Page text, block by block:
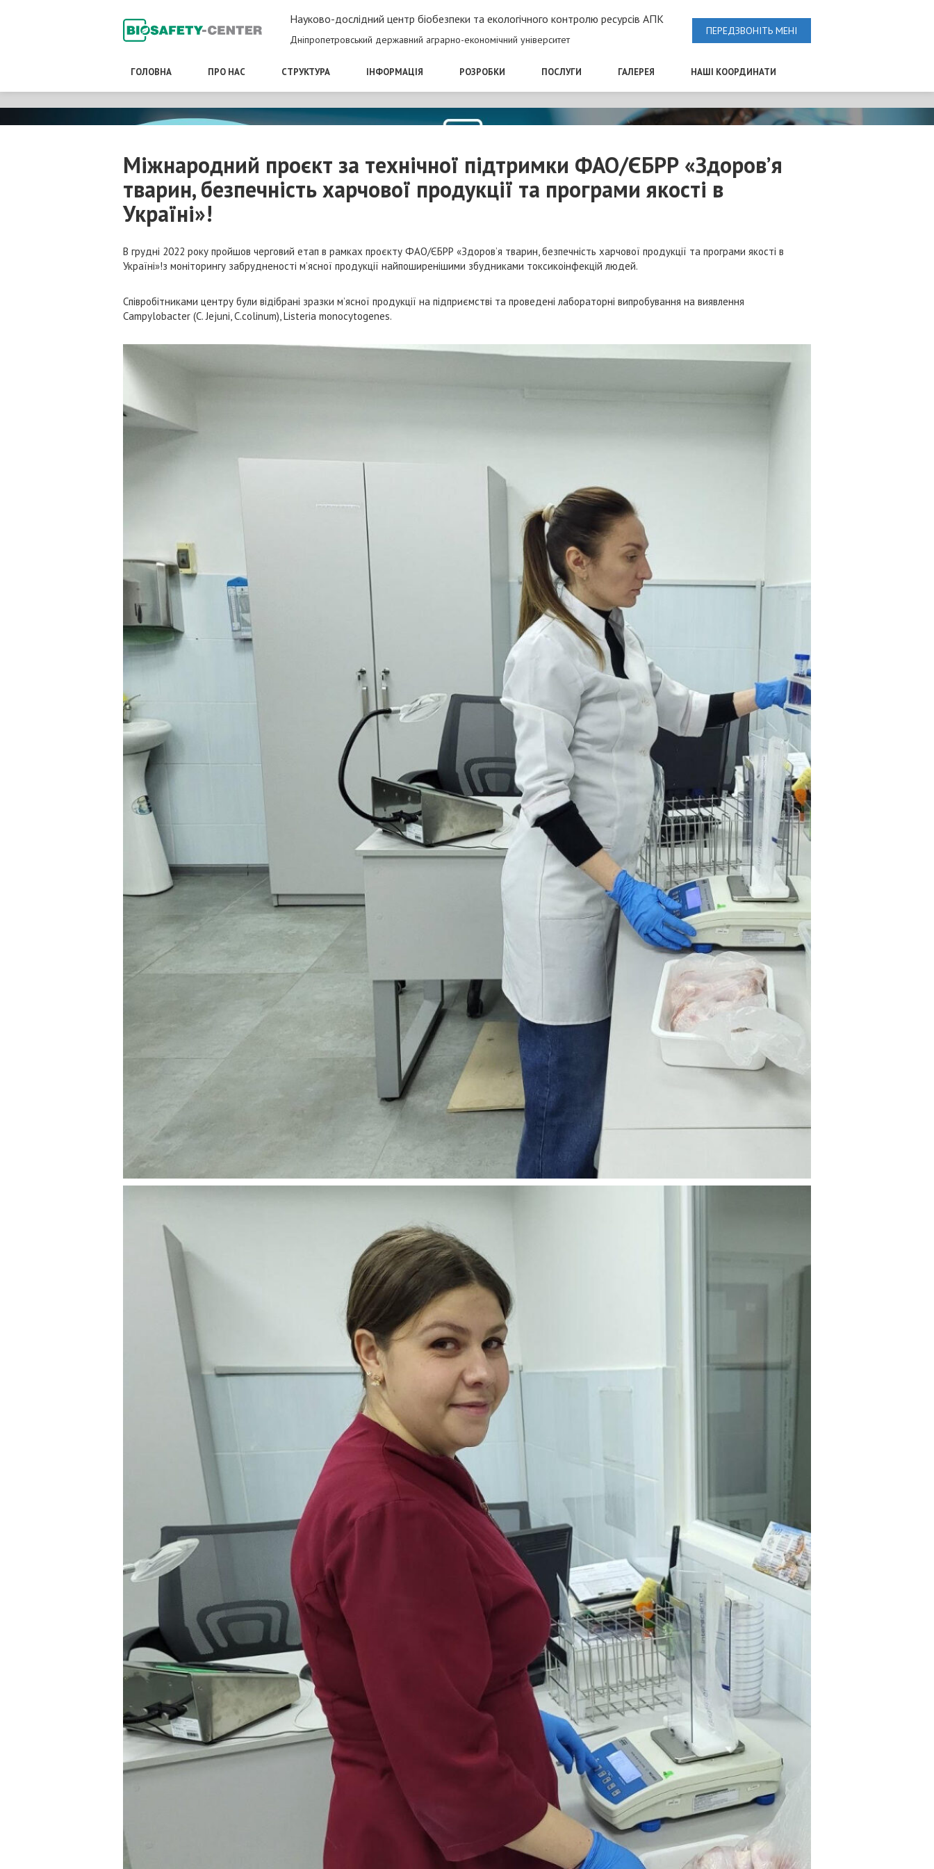
Науково-дослідний центр біобезпеки та екологічного контролю ресурсів АПК
Дніпропетровський державний аграрно-економічний університет
ПЕРЕДЗВОНІТЬ МЕНІ
ГОЛОВНА ПРО НАС СТРУКТУРА ІНФОРМАЦІЯ РОЗРОБКИ ПОСЛУГИ ГАЛЕРЕЯ НАШІ КООРДИНАТИ
Міжнародний проєкт за технічної підтримки ФАО/ЄБРР «Здоров’я
тварин, безпечність харчової продукції та програми якості в
Україні»!
В грудні 2022 року пройшов черговий етап в рамках проєкту ФАО/ЄБРР «Здоров’я тварин, безпечність харчової продукції та програми якості в
Україні»!з моніторингу забрудненості м’ясної продукції найпоширенішими збудниками токсикоінфекцій людей.
Співробітниками центру були відібрані зразки м’ясної продукції на підприємстві та проведені лабораторні випробування на виявлення
Campylobacter (С. Jejuni, С.colinum), Listeria monocytogenes.